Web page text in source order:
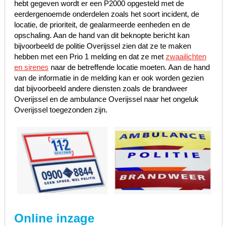
hebt gegeven wordt er een P2000 opgesteld met de
eerdergenoemde onderdelen zoals het soort incident, de
locatie, de prioriteit, de gealarmeerde eenheden en de
opschaling. Aan de hand van dit beknopte bericht kan
bijvoorbeeld de politie Overijssel zien dat ze te maken
hebben met een Prio 1 melding en dat ze met zwaailichten
en sirenes naar de betreffende locatie moeten. Aan de hand
van de informatie in de melding kan er ook worden gezien
dat bijvoorbeeld andere diensten zoals de brandweer
Overijssel en de ambulance Overijssel naar het ongeluk
Overijssel toegezonden zijn.
Online inzage